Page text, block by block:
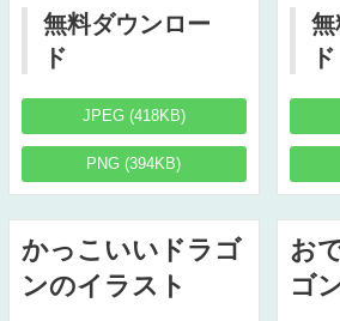
無料ダウンロー
ド
JPEG (418KB)
PNG (394KB)
無
ド
かっこいいドラゴ
ンのイラスト
お
ゴ